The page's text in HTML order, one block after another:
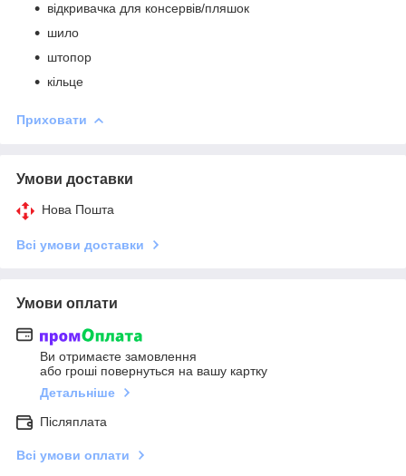
відкривачка для консервів/пляшок
шило
штопор
кільце
Приховати
Умови доставки
Нова Пошта
Всі умови доставки
Умови оплати
Ви отримаєте замовлення
або гроші повернуться на вашу картку
Детальніше
Післяплата
Всі умови оплати